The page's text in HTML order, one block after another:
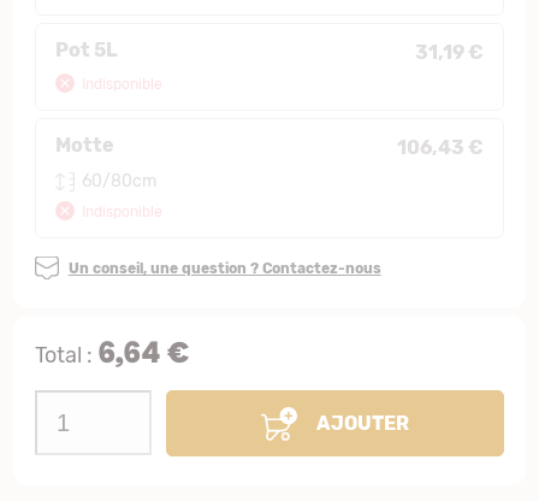
Pot 5L 31,19 €
Indisponible
Motte 106,43 €
60/80cm
Indisponible
Un conseil, une question ? Contactez-nous
Total : 6,64 €
AJOUTER